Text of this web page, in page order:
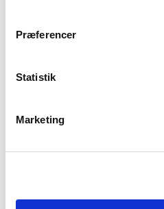
"Detaljer" eller ved at klikke
Præferencer
Statistik
Marketing